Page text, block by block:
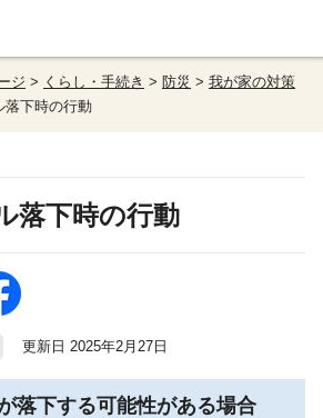
ジ > くらし・手続き > 防災 > 我が家の対策
落下時の行動
落下時の行動
更新日 2025年2月27日
落下する可能性がある場合